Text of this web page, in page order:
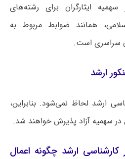
ایثارگران برای رشته‌های
همانند ضوابط مربوط به
سراسری است.
ارشد
ارشد لحاظ نمی‌شود. بنابراین،
در سهمیه آزاد پذیرش خواهند شد.
ارشد چگونه اعمال